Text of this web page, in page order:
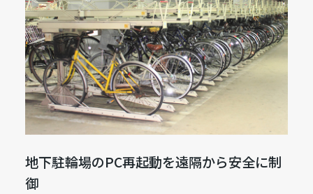
地下駐輪場のPC再起動を遠隔から安全に制
御